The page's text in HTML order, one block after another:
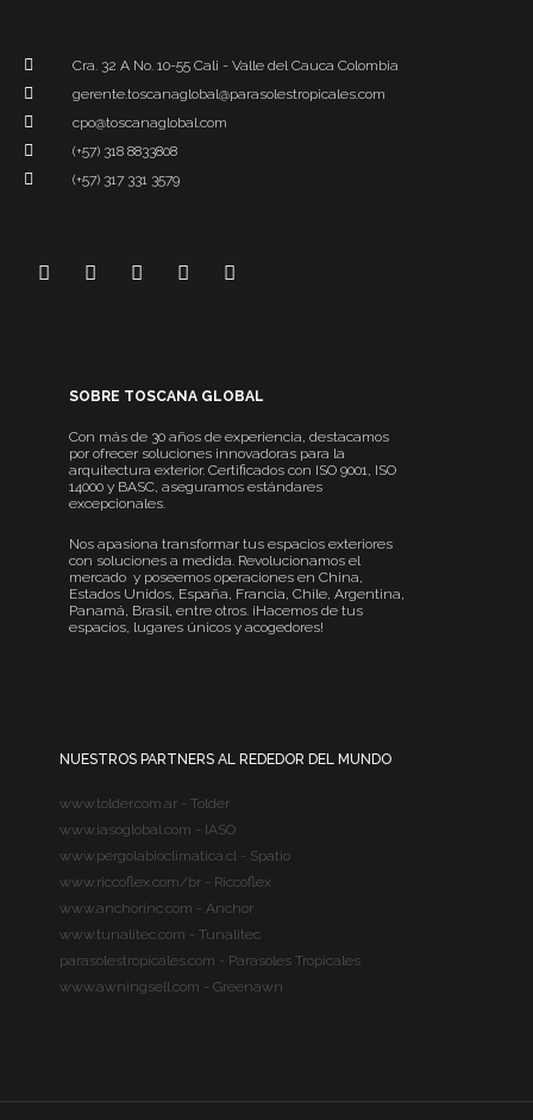
Cra. 32 A No. 10-55 Cali - Valle del Cauca Colombia
gerente.toscanaglobal@parasolestropicales.com
cpo@toscanaglobal.com
(+57) 318 8833808
(+57) 317 331 3579
SOBRE TOSCANA GLOBAL
Con más de 30 años de experiencia, destacamos
por ofrecer soluciones innovadoras para la
arquitectura exterior. Certificados con ISO 9001, ISO
14000 y BASC, aseguramos estándares
excepcionales.
Nos apasiona transformar tus espacios exteriores
con soluciones a medida. Revolucionamos el
mercado y poseemos operaciones en China,
Estados Unidos, España, Francia, Chile, Argentina,
Panamá, Brasil, entre otros. ¡Hacemos de tus
espacios, lugares únicos y acogedores!
NUESTROS PARTNERS AL REDEDOR DEL MUNDO
www.tolder.com.ar - Tolder
www.iasoglobal.com - IASO
www.pergolabioclimatica.cl - Spatio
www.riccoflex.com/br - Riccoflex
www.anchorinc.com - Anchor
www.tunalitec.com - Tunalitec
parasolestropicales.com - Parasoles Tropicales
www.awningsell.com - Greenawn